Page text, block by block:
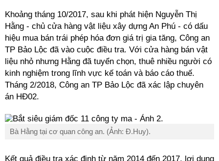
Khoảng tháng 10/2017, sau khi phát hiện Nguyễn Thị
Hằng - chủ cửa hàng vật liệu xây dựng An Phú - có dấu
hiệu mua bán trái phép hóa đơn giá trị gia tăng, Công an
TP Bảo Lộc đã vào cuộc điều tra. Với cửa hàng bán vật
liệu nhỏ nhưng Hằng đã tuyển chọn, thuê nhiều người có
kinh nghiệm trong lĩnh vực kế toán và báo cáo thuế.
Tháng 2/2018, Công an TP Bảo Lộc đã xác lập chuyên
án HĐ02.
Bà Hằng tại cơ quan công an. (Ảnh: Đ.Huy).
Kết quả điều tra xác định từ năm 2014 đến 2017, lợi dụng